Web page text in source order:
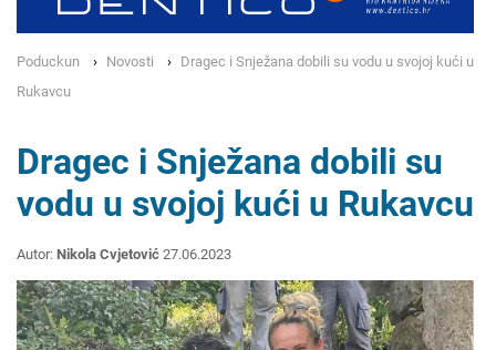
Poduckun Novosti
Dragec i Snježana dobili su vodu u svojoj kući u
Rukavcu
Dragec i Snježana dobili su
vodu u svojoj kući u Rukavcu
Autor: Nikola Cvjetović 27.06.2023